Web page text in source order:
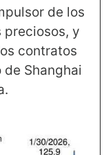
de los
preciosos, y
contratos
de Shanghai